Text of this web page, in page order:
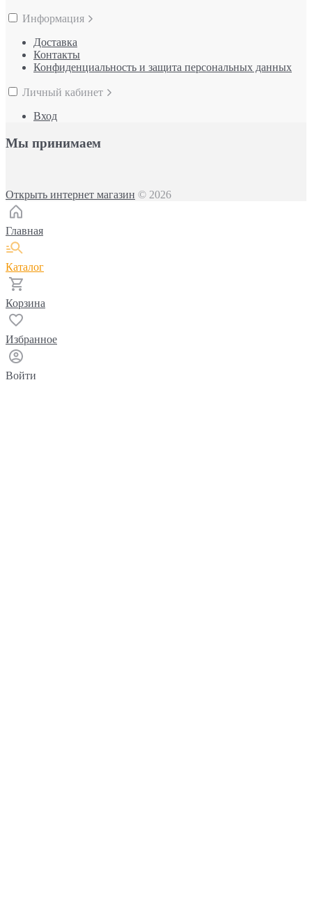
Информация
Доставка
Контакты
Конфиденциальность и защита персональных данных
Личный кабинет
Вход
Мы принимаем
Открыть интернет магазин © 2026
Главная
Каталог
Корзина
Избранное
Войти